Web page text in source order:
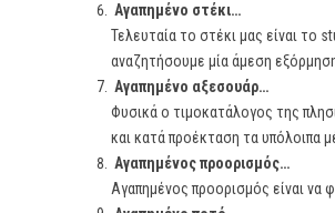
Αγαπημένο στέκι…
Τελευταία το στέκι μας είναι το
αναζητήσουμε μία άμεση
Αγαπημένο αξεσουάρ…
Φυσικά ο τιμοκατάλογος της
και κατά προέκταση τα υπόλοιπα
Αγαπημένος προορισμός…
Αγαπημένος προορισμός είναι να